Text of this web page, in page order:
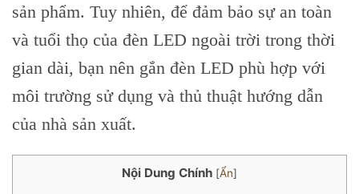
sản phẩm. Tuy nhiên, để đảm bảo sự an toàn
và tuổi thọ của đèn LED ngoài trời trong thời
gian dài, bạn nên gắn đèn LED phù hợp với
môi trường sử dụng và thủ thuật hướng dẫn
của nhà sản xuất.
Nội Dung Chính [Ẩn]